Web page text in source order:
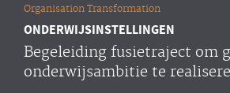
Organisation Transformation
ONDERWIJSINSTELLINGEN
Begeleiding fusietraject om
onderwijsambitie te